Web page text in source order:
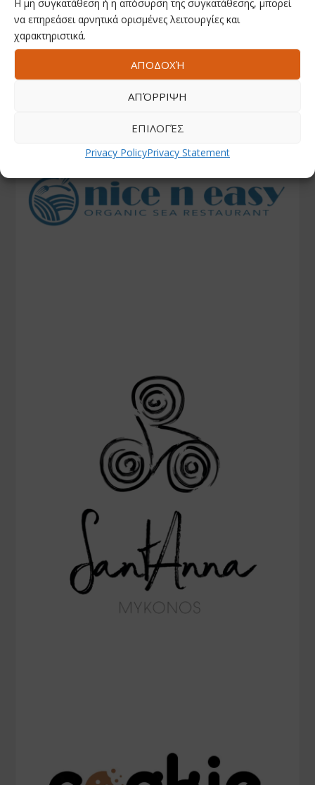
Η μη συγκατάθεση ή η απόσυρση της συγκατάθεσης, μπορεί
να επηρεάσει αρνητικά ορισμένες λειτουργίες και
χαρακτηριστικά.
ΑΠΟΔΟΧΉ
ΑΠΌΡΡΙΨΗ
ΕΠΙΛΟΓΈΣ
Privacy PolicyPrivacy Statement